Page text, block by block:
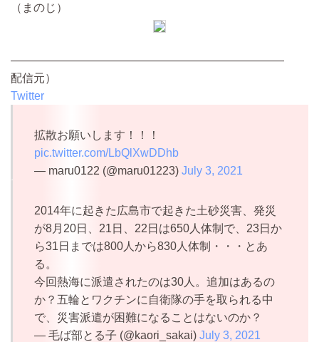
（まのじ）
————————————————————————
配信元）
Twitter
拡散お願いします！！！
pic.twitter.com/LbQlXwDDhb
— maru0122 (@maru01223) July 3, 2021
2014年に起きた広島市で起きた土砂災害、発災
が8月20日、21日、22日は650人体制で、23日か
ら31日までは800人から830人体制・・・とあ
る。
今回熱海に派遣されたのは30人。追加はあるの
か？五輪とワクチンに自衛隊の手を取られる中
で、災害派遣が困難になることはないのか？
— 毛ば部とる子 (@kaori_sakai) July 3, 2021